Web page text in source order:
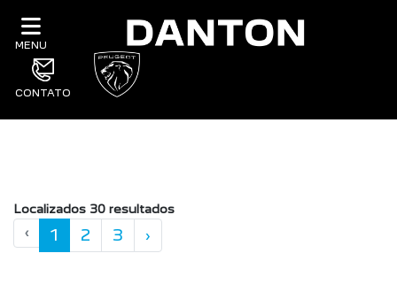
MENU
CONTATO
Localizados 30 resultados
‹
1 2 3 ›